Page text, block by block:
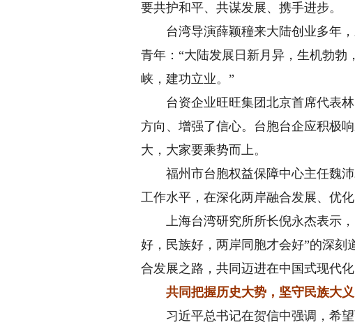
要共护和平、共谋发展、携手进步。
台湾导演薛颖穜来大陆创业多年，
青年：“大陆发展日新月异，生机勃
峡，建功立业。”
台资企业旺旺集团北京首席代表林
方向、增强了信心。台胞台企应积极
大，大家要乘势而上。
福州市台胞权益保障中心主任魏沛
工作水平，在深化两岸融合发展、优
上海台湾研究所所长倪永杰表示，
好，民族好，两岸同胞才会好”的深
合发展之路，共同迈进在中国式现代化
共同把握历史大势，坚守民族大义
习近平总书记在贺信中强调，希望